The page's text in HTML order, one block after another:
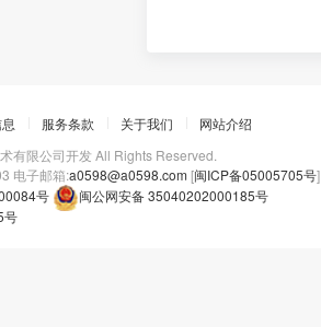
服务条款 关于我们
网站介绍
有限公司开发 All Rights Reserved.
电子邮箱:a0598@a0598.com [闽ICP备05005705号]
号
闽公网安备 35040202000185号
号